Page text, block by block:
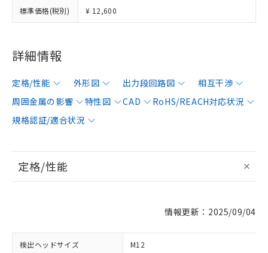
標準価格(税別) ¥ 12,600
詳細情報
定格/性能 外形図 出力段回路図
相互干渉
周囲金属の影響
特性図 CAD
RoHS/REACH対応状況
規格認証/適合状況
定格/性能
情報更新：2025/09/04
検出ヘッドサイズ M12